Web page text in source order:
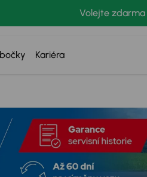
Volejte zdarma
Kariéra